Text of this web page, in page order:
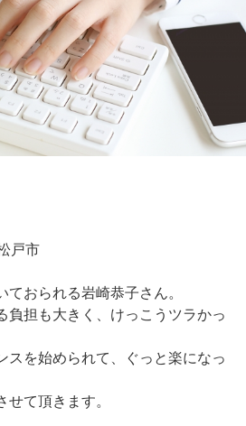
戸市
おられる岩崎恭子さん。
負担も大きく、けっこうツラかっ
スを始められて、ぐっと楽になっ
せて頂きます。